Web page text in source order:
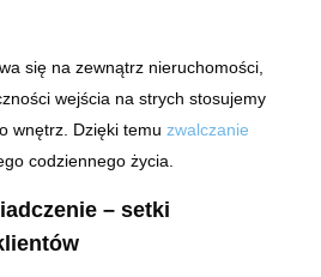
się na zewnątrz nieruchomości,
wejścia na strych stosujemy
wnętrz. Dzięki temu zwalczanie
codziennego życia.
– setki